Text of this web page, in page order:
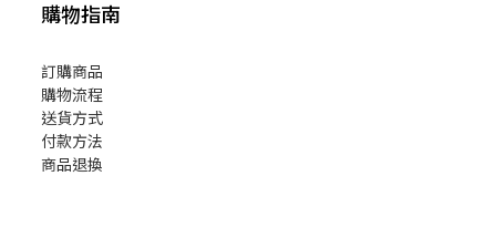
購物指南
訂購商品
購物流程
送貨方式
付款方法
商品退換